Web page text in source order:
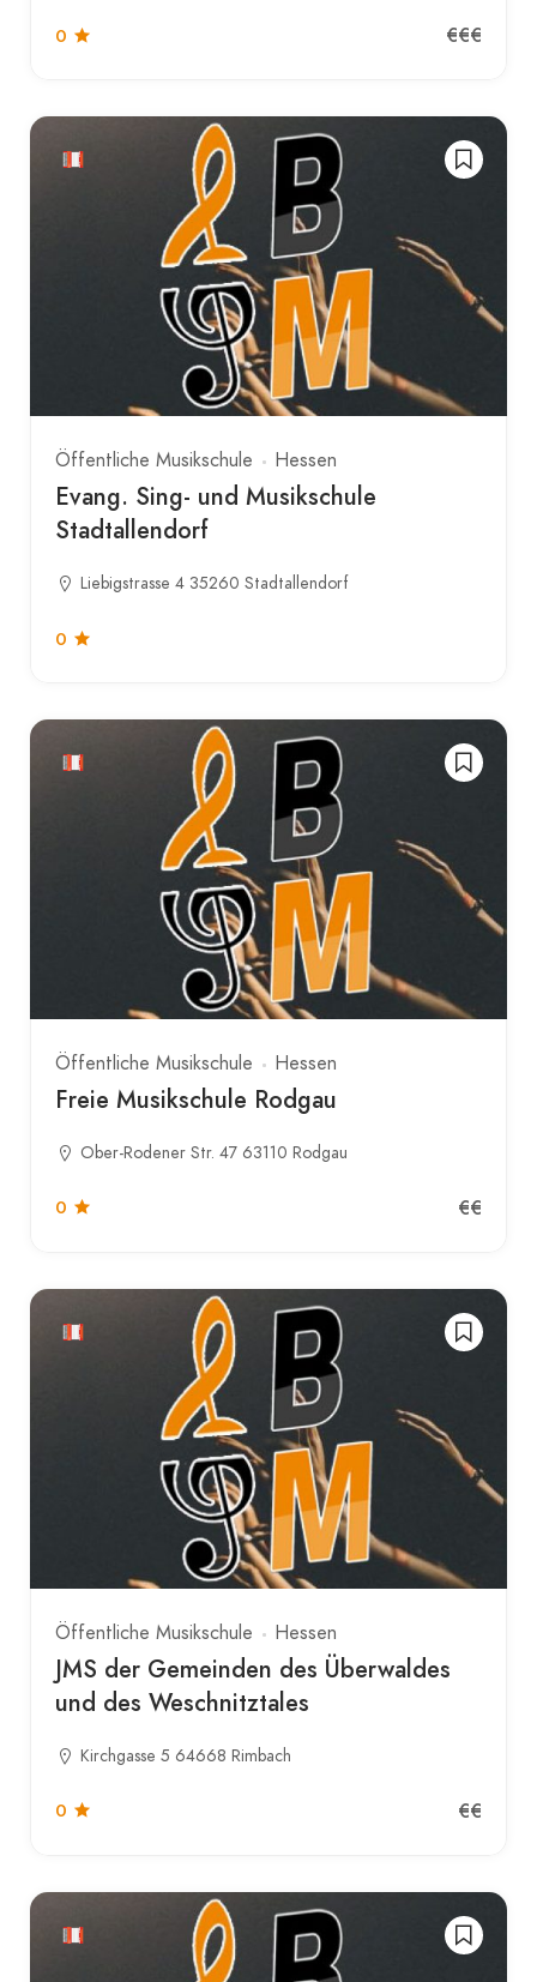
0 €€€
Öffentliche Musikschule Hessen
Evang. Sing- und Musikschule
Stadtallendorf
Liebigstrasse 4 35260 Stadtallendorf
0
Öffentliche Musikschule Hessen
Freie Musikschule Rodgau
Ober-Rodener Str. 47 63110 Rodgau
0 €€
Öffentliche Musikschule Hessen
JMS der Gemeinden des Überwaldes
und des Weschnitztales
Kirchgasse 5 64668 Rimbach
0 €€